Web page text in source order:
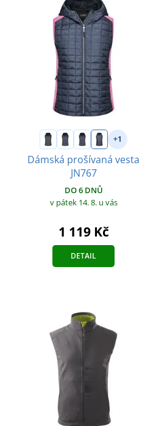
+1
Dámská prošívaná vesta
JN767
DO 6 DNŮ
v pátek 14. 8. u vás
1 119 Kč
DETAIL